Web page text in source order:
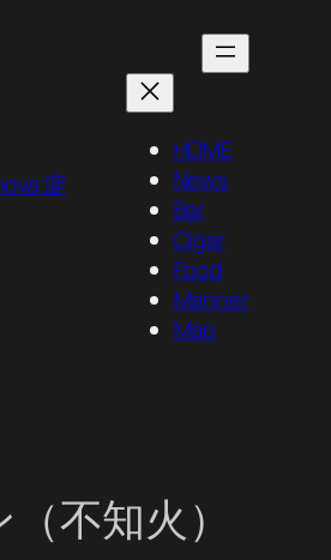
淀
HOME
News
Bar
Cigar
Food
Manner
Map
不知火）